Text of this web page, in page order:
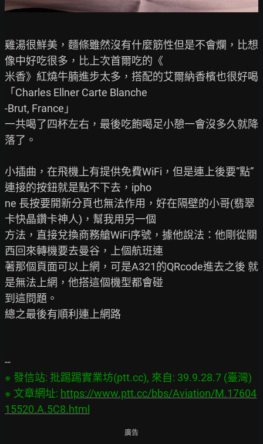
雞湯很鮮美，麵條雖然沒有什麼筋性但是不會爛，比想
像中好吃很多，比上次首爾吃的《
米香》紅燒牛腩進步太多，搭配的艾爾納香檳也很好喝
「Charles Ellner Carte Blanche
-Brut, France」
一共喝了四杯左右，最後吃飽喝足小憩一會沒多久就降
落了。
小插曲，在飛機上有提供免費WiFi，但是連上後要”點”
連接的按鈕就是點不下去，ipho
ne 長按要開新分頁也無法作用，好在隔壁的小哥(翡翠
卡快晶鑽卡神人)，幫我用另一個
方法，直接兌換商務艙WiFi序號，據他說法：他剛從關
西回來轉機要去曼谷，上個航班連
著那個頁面可以上網，可是A321的QRcode進去之後 就
是無法上網，他搭這個機型都會碰
到這問題。
總之最後有順利連上網路
※ 發信站: 批踢踢實業坊(ptt.cc), 來自: 39.9.28.7 (臺灣)
※ 文章網址: https://www.ptt.cc/bbs/Aviation/M.17604
15520.A.5C8.html
廣告